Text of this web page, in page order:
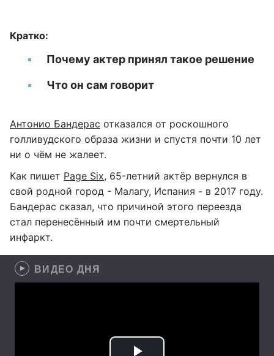
Кратко:
Почему актер принял такое решение
Что он сам говорит
Антонио Бандерас отказался от роскошного
голливудского образа жизни и спустя почти 10 лет
ни о чём не жалеет.
Как пишет Page Six, 65-летний актёр вернулся в
свой родной город - Малагу, Испания - в 2017 году.
Бандерас сказал, что причиной этого переезда
стал перенесённый им почти смертельный
инфаркт.
ВИДЕО ДНЯ